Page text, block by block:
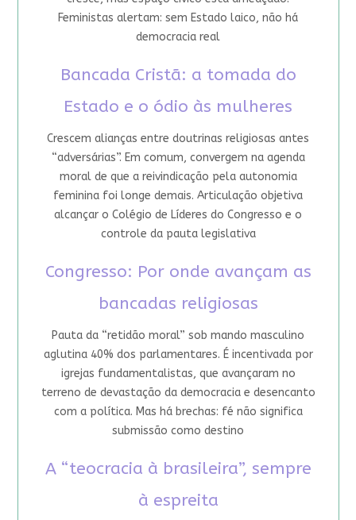
Feministas alertam: sem Estado laico, não há
democracia real
Bancada Cristã: a tomada do
Estado e o ódio às mulheres
Crescem alianças entre doutrinas religiosas antes
“adversárias”. Em comum, convergem na agenda
moral de que a reivindicação pela autonomia
feminina foi longe demais. Articulação objetiva
alcançar o Colégio de Líderes do Congresso e o
controle da pauta legislativa
Congresso: Por onde avançam as
bancadas religiosas
Pauta da “retidão moral” sob mando masculino
aglutina 40% dos parlamentares. É incentivada por
igrejas fundamentalistas, que avançaram no
terreno de devastação da democracia e desencanto
com a política. Mas há brechas: fé não significa
submissão como destino
A “teocracia à brasileira”, sempre
à espreita